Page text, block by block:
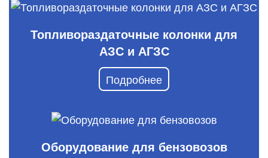
Топливораздаточные колонки для
АЗС и АГЗС
Подробнее
Оборудование для бензовозов